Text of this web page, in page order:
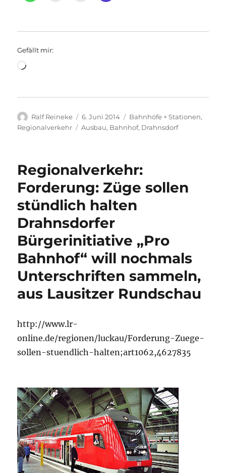
Gefällt mir:
Wird
Autor
Ralf Reineke
Veröffentlicht
am
6. Juni 2014 Kategorien
Bahnhöfe + Stationen,
Regionalverkehr
Schlagwörter
Ausbau, Bahnhof, Drahnsdorf
Regionalverkehr:
Forderung: Züge sollen
stündlich halten
Drahnsdorfer
Bürgerinitiative „Pro
Bahnhof“ will nochmals
Unterschriften sammeln,
aus Lausitzer Rundschau
http://www.lr-
online.de/regionen/luckau/Forderung-Zuege-
sollen-stuendlich-halten;art1062,4627835